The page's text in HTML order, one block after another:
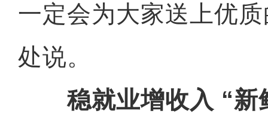
一定会为大家送上优
处说。
稳就业增收入 “新